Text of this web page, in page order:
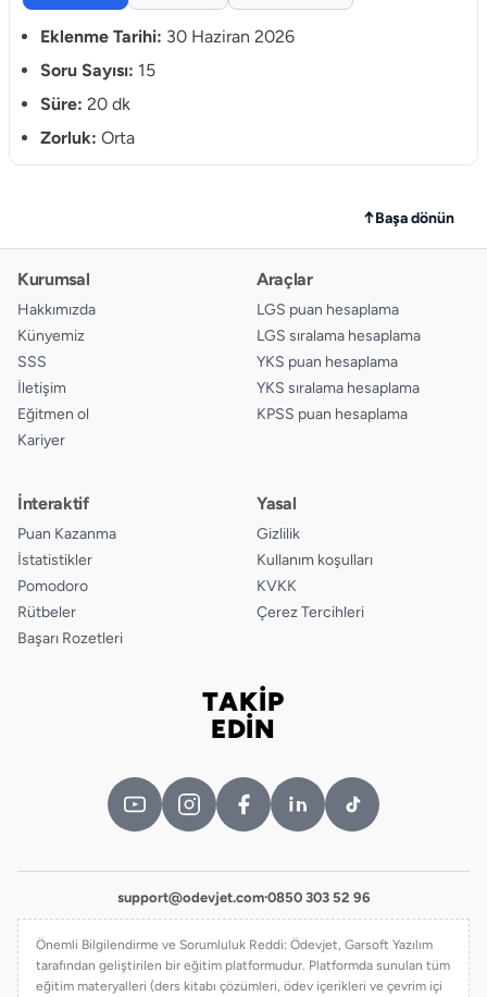
10. A
12. A B C D
15.
Eklenme Tarihi: 30 Haziran 2026
Soru Sayısı: 15
Süre: 20 dk
Zorluk: Orta
↑Başa dönün
Kurumsal
Hakkımızda
Künyemiz
SSS
İletişim
Eğitmen ol
Kariyer
Araçlar
LGS puan hesaplama
LGS sıralama hesaplama
YKS puan hesaplama
YKS sıralama hesaplama
KPSS puan hesaplama
İnteraktif
Puan Kazanma
İstatistikler
Pomodoro
Rütbeler
Başarı Rozetleri
Yasal
Gizlilik
Kullanım koşulları
KVKK
Çerez Tercihleri
TAKİP
EDİN
support@odevjet.com·0850 303 52 96
Önemli Bilgilendirme ve Sorumluluk Reddi: Ödevjet, Garsoft Yazılım
tarafından geliştirilen bir eğitim platformudur. Platformda sunulan tüm
eğitim materyalleri (ders kitabı çözümleri, ödev içerikleri ve çevrim içi